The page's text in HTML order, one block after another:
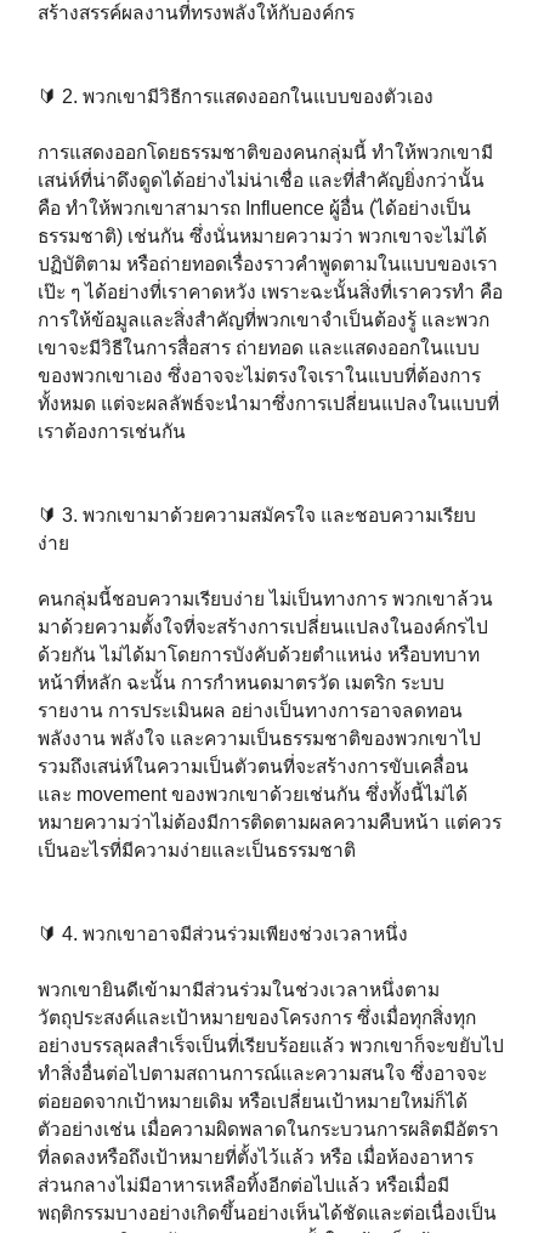
สร้างสรรค์ผลงานที่ทรงพลังให้กับองค์กร ⁣⁣
🔰 2. พวกเขามีวิธีการแสดงออกในแบบของตัวเอง ⁣⁣
การแสดงออกโดยธรรมชาติของคนกลุ่มนี้ ทำให้พวกเขามี
เสน่ห์ที่น่าดึงดูดได้อย่างไม่น่าเชื่อ และที่สำคัญยิ่งกว่านั้น
คือ ทำให้พวกเขาสามารถ Influence ผู้อื่น (ได้อย่างเป็น
ธรรมชาติ) เช่นกัน ซึ่งนั่นหมายความว่า พวกเขาจะไม่ได้
ปฏิบัติตาม หรือถ่ายทอดเรื่องราวคำพูดตามในแบบของเรา
เป๊ะ ๆ ได้อย่างที่เราคาดหวัง เพราะฉะนั้นสิ่งที่เราควรทำ คือ
การให้ข้อมูลและสิ่งสำคัญที่พวกเขาจำเป็นต้องรู้ และพวก
เขาจะมีวิธีในการสื่อสาร ถ่ายทอด และแสดงออกในแบบ
ของพวกเขาเอง ซึ่งอาจจะไม่ตรงใจเราในแบบที่ต้องการ
ทั้งหมด แต่จะผลลัพธ์จะนำมาซึ่งการเปลี่ยนแปลงในแบบที่
เราต้องการเช่นกัน ⁣⁣
🔰 3. พวกเขามาด้วยความสมัครใจ และชอบความเรียบ
ง่าย ⁣⁣
คนกลุ่มนี้ชอบความเรียบง่าย ไม่เป็นทางการ พวกเขาล้วน
มาด้วยความตั้งใจที่จะสร้างการเปลี่ยนแปลงในองค์กรไป
ด้วยกัน ไม่ได้มาโดยการบังคับด้วยตำแหน่ง หรือบทบาท
หน้าที่หลัก ฉะนั้น การกำหนดมาตรวัด เมตริก ระบบ
รายงาน การประเมินผล อย่างเป็นทางการอาจลดทอน
พลังงาน พลังใจ และความเป็นธรรมชาติของพวกเขาไป
รวมถึงเสน่ห์ในความเป็นตัวตนที่จะสร้างการขับเคลื่อน
และ movement ของพวกเขาด้วยเช่นกัน ซึ่งทั้งนี้ไม่ได้
หมายความว่าไม่ต้องมีการติดตามผลความคืบหน้า แต่ควร
เป็นอะไรที่มีความง่ายและเป็นธรรมชาติ⁣⁣
🔰 4. พวกเขาอาจมีส่วนร่วมเพียงช่วงเวลาหนึ่ง ⁣⁣
พวกเขายินดีเข้ามามีส่วนร่วมในช่วงเวลาหนึ่งตาม
วัตถุประสงค์และเป้าหมายของโครงการ ซึ่งเมื่อทุกสิ่งทุก
อย่างบรรลุผลสำเร็จเป็นที่เรียบร้อยแล้ว พวกเขาก็จะขยับไป
ทำสิ่งอื่นต่อไปตามสถานการณ์และความสนใจ ซึ่งอาจจะ
ต่อยอดจากเป้าหมายเดิม หรือเปลี่ยนเป้าหมายใหม่ก็ได้
ตัวอย่างเช่น เมื่อความผิดพลาดในกระบวนการผลิตมีอัตรา
ที่ลดลงหรือถึงเป้าหมายที่ตั้งไว้แล้ว หรือ เมื่อห้องอาหาร
ส่วนกลางไม่มีอาหารเหลือทิ้งอีกต่อไปแล้ว หรือเมื่อมี
พฤติกรรมบางอย่างเกิดขึ้นอย่างเห็นได้ชัดและต่อเนื่องเป็น